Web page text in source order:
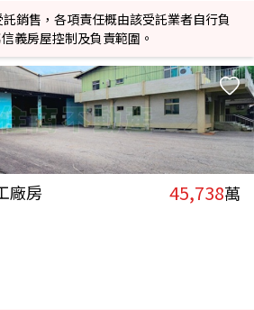
銷售，各項責任概由該受託業者自行負
義房屋控制及負責範圍。
廠房 45,738萬